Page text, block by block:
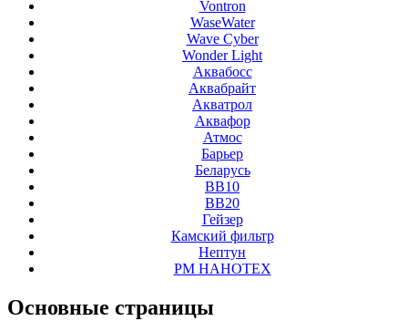
Vontron
WaseWater
Wave Cyber
Wonder Light
Аквабосс
Аквабрайт
Акватрол
Аквафор
Атмос
Барьер
Беларусь
ВВ10
ВВ20
Гейзер
Камский фильтр
Нептун
РМ НАНОТЕХ
Основные страницы